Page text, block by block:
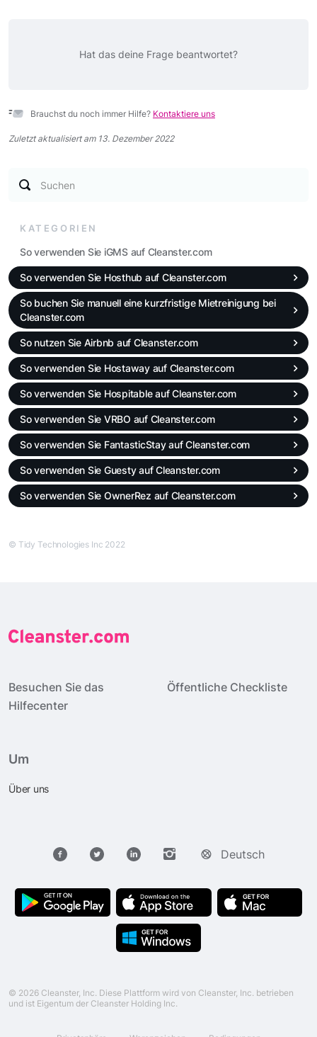
Suchen
KATEGORIEN
So verwenden Sie iGMS auf Cleanster.com
So verwenden Sie Hosthub auf Cleanster.com
So buchen Sie manuell eine kurzfristige Mietreinigung bei
Cleanster.com
So nutzen Sie Airbnb auf Cleanster.com
So verwenden Sie Hostaway auf Cleanster.com
So verwenden Sie Hospitable auf Cleanster.com
So verwenden Sie VRBO auf Cleanster.com
So verwenden Sie FantasticStay auf Cleanster.com
So verwenden Sie Guesty auf Cleanster.com
So verwenden Sie OwnerRez auf Cleanster.com
Hat das deine Frage beantwortet?
Brauchst du noch immer Hilfe? Kontaktiere uns
Zuletzt aktualisiert am 13. Dezember 2022
© Tidy Technologies Inc 2022
Besuchen Sie das
Hilfecenter
Öffentliche Checkliste
Um
Über uns
Deutsch
© 2026 Cleanster, Inc. Diese Plattform wird von Cleanster, Inc. betrieben
und ist Eigentum der Cleanster Holding Inc.